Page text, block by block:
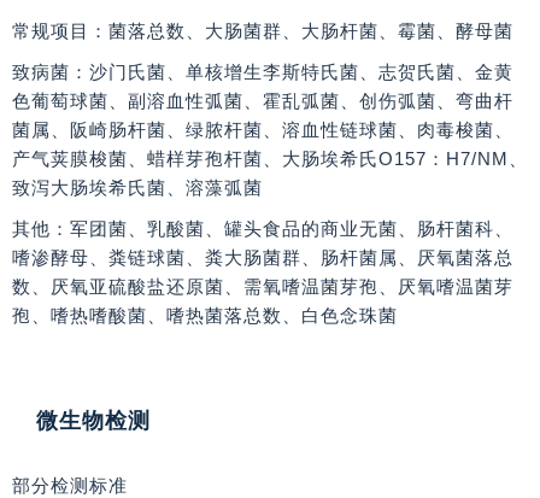
常规项目 ：菌落总数、大肠菌群、大肠杆菌、霉菌、酵母菌
致病菌 ：沙门氏菌、单核增生李斯特氏菌、志贺氏菌、金黄
色葡萄球菌、副溶血性弧菌、霍乱弧菌、创伤弧菌、弯曲杆
菌属、阪崎肠杆菌、绿脓杆菌、溶血性链球菌、肉毒梭菌、
产气荚膜梭菌、蜡样芽孢杆菌、大肠埃希氏O157：H7/NM、
致泻大肠埃希氏菌、溶藻弧菌
其他 ：军团菌、乳酸菌、罐头食品的商业无菌、肠杆菌科、
嗜渗酵母、粪链球菌、粪大肠菌群、肠杆菌属、厌氧菌落总
数、厌氧亚硫酸盐还原菌、需氧嗜温菌芽孢、厌氧嗜温菌芽
孢、嗜热嗜酸菌、嗜热菌落总数、白色念珠菌
微生物检测
部分检测标准